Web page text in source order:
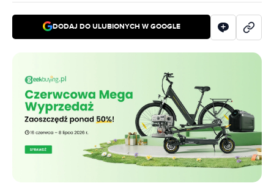
DODAJ DO ULUBIONYCH W GOOGLE